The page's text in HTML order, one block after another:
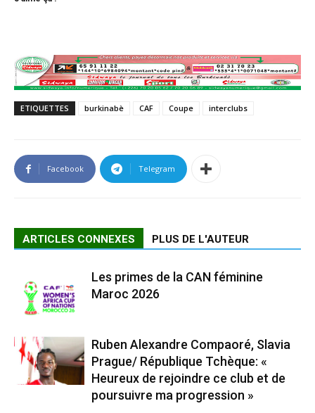
ETIQUETTES burkinabè CAF Coupe interclubs
Facebook Telegram
ARTICLES CONNEXES PLUS DE L'AUTEUR
Les primes de la CAN féminine
Maroc 2026
Ruben Alexandre Compaoré, Slavia
Prague/ République Tchèque: «
Heureux de rejoindre ce club et de
poursuivre ma progression »